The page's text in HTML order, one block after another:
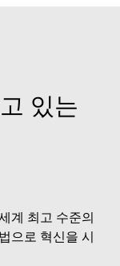
있는
계 최고 수준의
으로 혁신을 시